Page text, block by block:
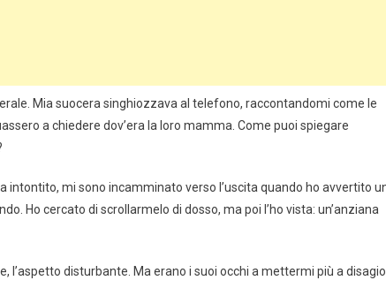
Mia suocera singhiozzava al telefono, raccontandomi come le
a chiedere dov’era la loro mamma. Come puoi spiegare
mi sono incamminato verso l’uscita quando ho avvertito
Ho cercato di scrollarmelo di dosso, ma poi l’ho vista: un’anziana
disturbante. Ma erano i suoi occhi a mettermi più a